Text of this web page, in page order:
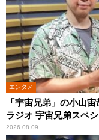
エンタメ
「宇宙兄弟」の小山
ラジオ 宇宙兄弟スペシ
2026.08.09